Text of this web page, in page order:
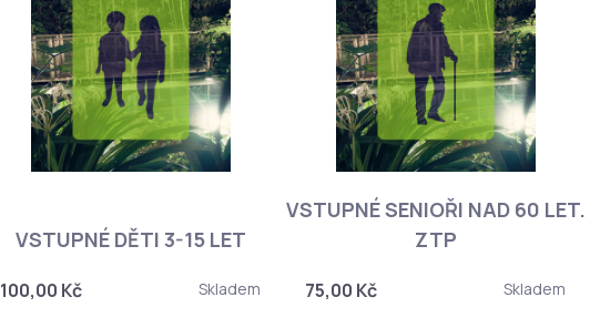
VSTUPNÉ DĚTI 3-15 LET
100,00 Kč Skladem
VSTUPNÉ SENIOŘI NAD 60 LET.
ZTP
75,00 Kč Skladem